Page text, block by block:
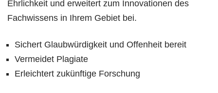
Ehrlichkeit und erweitert zum Innovationen des
Fachwissens in Ihrem Gebiet bei.
Sichert Glaubwürdigkeit und Offenheit bereit
Vermeidet Plagiate
Erleichtert zukünftige Forschung